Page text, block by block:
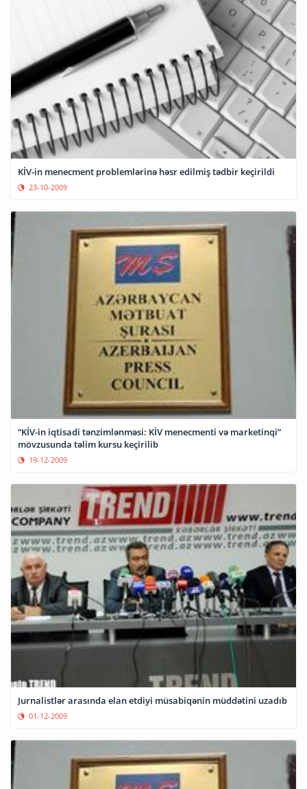
KİV-in menecment problemlərinə həsr edilmiş tədbir keçirildi
23-10-2009
“KİV-in iqtisadi tənzimlənməsi: KİV menecmenti və marketinqi”
mövzusunda təlim kursu keçirilib
19-12-2009
Jurnalistlər arasında elan etdiyi müsabiqənin müddətini uzadıb
01-12-2009